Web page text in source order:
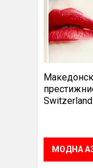
Switzerland
МОДНА